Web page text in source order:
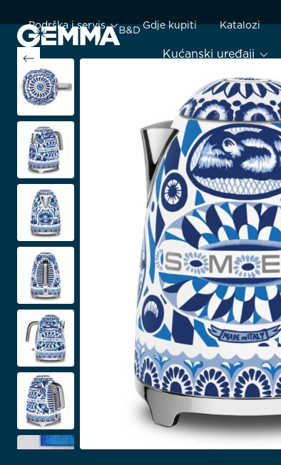
Kućanski uređaji
Podrška i servis Gdje kupiti Katalozi